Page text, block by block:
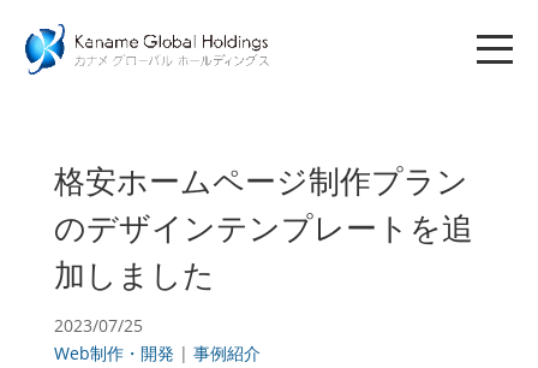
格安ホームページ制作プラン
のデザインテンプレートを追
加しました
2023/07/25
Web制作・開発 | 事例紹介